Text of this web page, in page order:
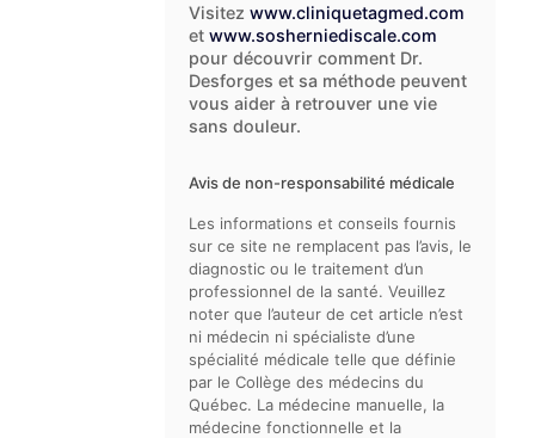
Visitez www.cliniquetagmed.com
et www.sosherniediscale.com
pour découvrir comment Dr.
Desforges et sa méthode peuvent
vous aider à retrouver une vie
sans douleur.
Avis de non-responsabilité médicale
Les informations et conseils fournis
sur ce site ne remplacent pas l’avis, le
diagnostic ou le traitement d’un
professionnel de la santé. Veuillez
noter que l’auteur de cet article n’est
ni médecin ni spécialiste d’une
spécialité médicale telle que définie
par le Collège des médecins du
Québec. La médecine manuelle, la
médecine fonctionnelle et la